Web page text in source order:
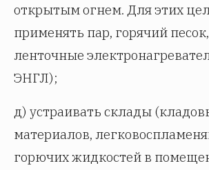
открытым огнем. Для этих
применять пар, горячий
ленточные
ЭНГЛ);
д) устраивать склады
материалов,
горючих жидкостей в